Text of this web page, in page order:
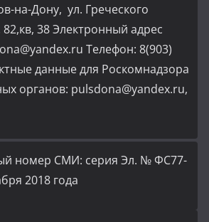
на-Дону, ул. Греческого
38 Электронный адрес
Телефон: 8(903)
данные для Роскомнадзора
органов: pulsdona@yandex.ru,
номер СМИ: серия Эл. № ФС77-
2018 года